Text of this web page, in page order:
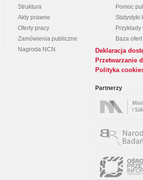
Struktura
Akty prawne
Oferty pracy
Zamówienia publiczne
Nagroda NCN
Pomoc
Statystyki
Baza
Deklaracja
Przetwarzanie
Polityka
Partnerzy